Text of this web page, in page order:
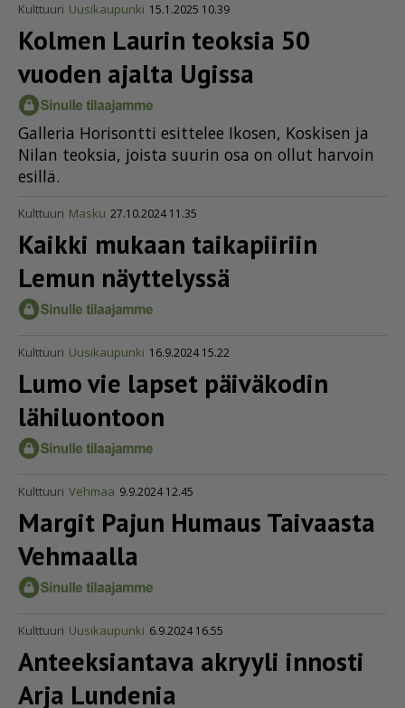
Kulttuuri Uusikaupunki 15.1.2025 10.39
Kolmen Laurin teoksia 50
vuoden ajalta Ugissa
Gal­le­ria Ho­ri­sont­ti esit­te­lee Iko­sen, Kos­ki­sen ja
Ni­lan te­ok­sia, jois­ta suu­rin osa on ol­lut har­voin
esil­lä.
Kulttuuri Masku 27.10.2024 11.35
Kaikki mukaan taikapiiriin
Lemun näyttelyssä
Kulttuuri Uusikaupunki 16.9.2024 15.22
Lumo vie lapset päiväkodin
lähiluontoon
Kulttuuri Vehmaa 9.9.2024 12.45
Margit Pajun Humaus Taivaasta
Vehmaalla
Kulttuuri Uusikaupunki 6.9.2024 16.55
Anteeksiantava akryyli innosti
Arja Lundenia